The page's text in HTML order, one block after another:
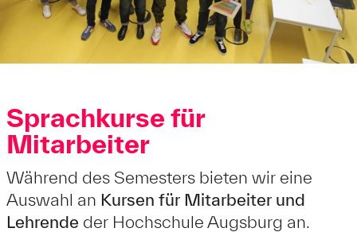
Sprachkurse für
Mitarbeiter
Während des Semesters bieten wir eine
Auswahl an Kursen für Mitarbeiter und
Lehrende der Hochschule Augsburg an.